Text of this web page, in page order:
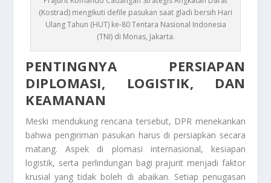
(Kostrad) mengikuti defile pasukan saat gladi bersih Hari
Ulang Tahun (HUT) ke-80 Tentara Nasional Indonesia
(TNI) di Monas, Jakarta.
PENTINGNYA PERSIAPAN
DIPLOMASI, LOGISTIK, DAN
KEAMANAN
Meski mendukung rencana tersebut, DPR menekankan
bahwa pengiriman pasukan harus di persiapkan secara
matang. Aspek di plomasi internasional, kesiapan
logistik, serta perlindungan bagi prajurit menjadi faktor
krusial yang tidak boleh di abaikan. Setiap penugasan